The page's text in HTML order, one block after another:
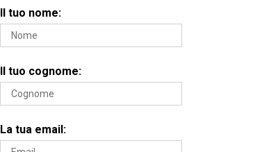
Il tuo nome:
Il tuo cognome:
La tua email: